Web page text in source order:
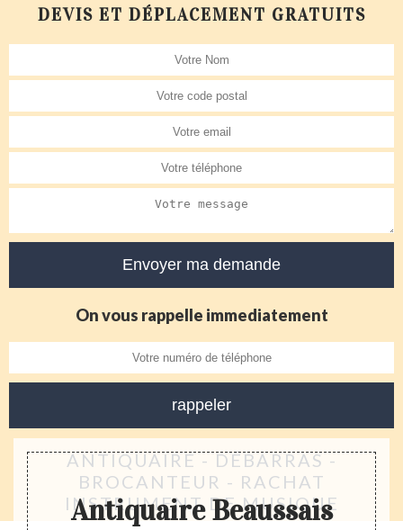
DEVIS ET DÉPLACEMENT GRATUITS
On vous rappelle immediatement
ANTIQUAIRE - DÉBARRAS -
BROCANTEUR - RACHAT
INSTRUMENT DE MUSIQUE
Antiquaire Beaussais